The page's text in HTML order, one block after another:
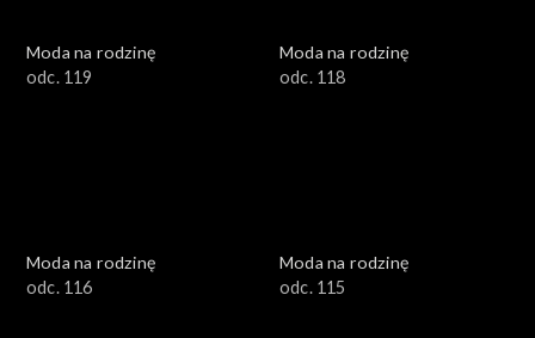
Moda na rodzinę
odc. 119
Moda na rodzinę
odc. 118
Moda na rodzinę
odc. 116
Moda na rodzinę
odc. 115